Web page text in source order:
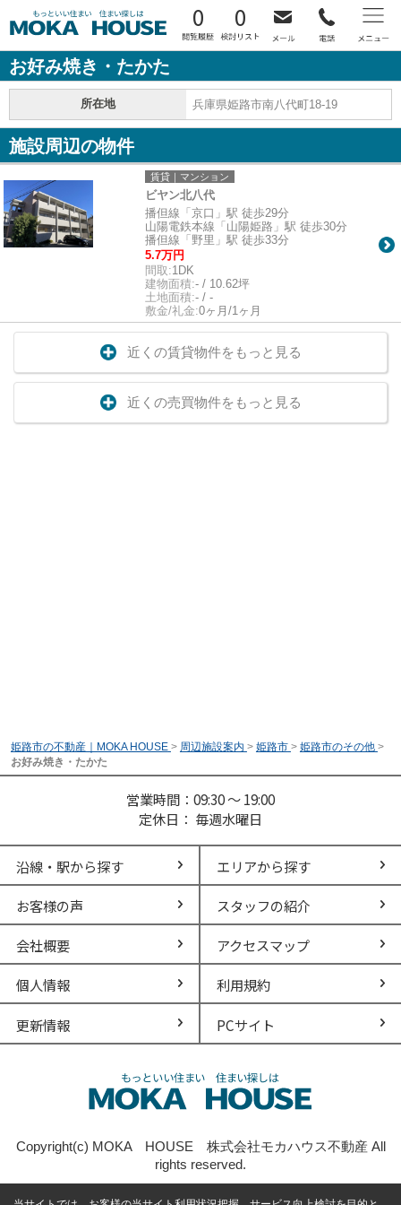
0 0
お好み焼き・たかた
所在地 兵庫県姫路市南八代町18-19
施設周辺の物件
賃貸｜マンション
ビヤン北八代
播但線「京口」駅 徒歩29分
山陽電鉄本線「山陽姫路」駅 徒歩30分
播但線「野里」駅 徒歩33分
5.7万円
間取:1DK
建物面積:- / 10.62坪
土地面積:- / -
敷金/礼金:0ヶ月/1ヶ月
近くの賃貸物件をもっと見る
近くの売買物件をもっと見る
姫路市の不動産｜MOKA HOUSE > 周辺施設案内 > 姫路市 > 姫路市のその他 >
お好み焼き・たかた
営業時間：09:30 ～ 19:00
定休日： 毎週水曜日
沿線・駅から探す エリアから探す
お客様の声 スタッフの紹介
会社概要 アクセスマップ
個人情報 利用規約
更新情報 PCサイト
Copyright(c) MOKA HOUSE 株式会社モカハウス不動産 All
rights reserved.